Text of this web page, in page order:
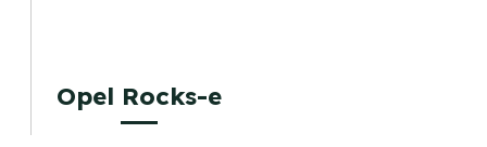
Opel Rocks-e